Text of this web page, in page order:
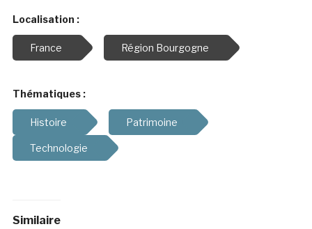
Localisation :
France Région Bourgogne
Thématiques :
Histoire Patrimoine
Technologie
Similaire